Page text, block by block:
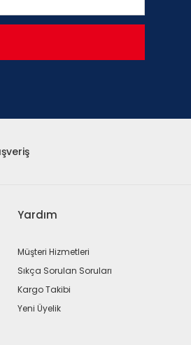
Yardım
Müşteri Hizmetleri
Sıkça Sorulan Soruları
Kargo Takibi
Yeni Üyelik